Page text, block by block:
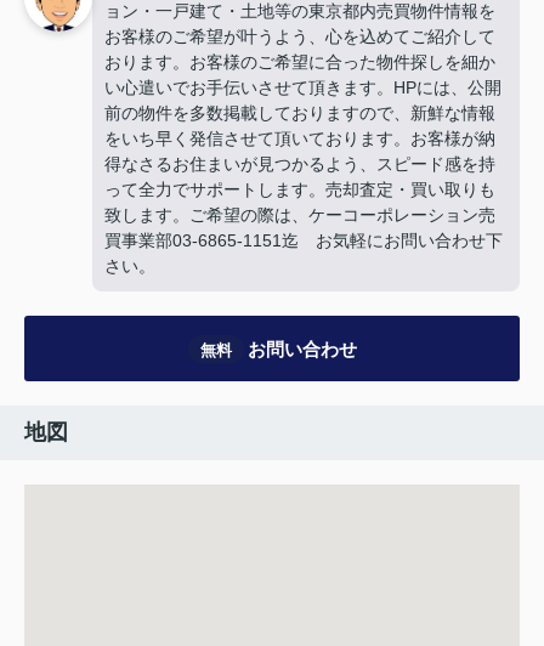
ョン・一戸建て・土地等の東京都内売買物件情報を
お客様のご希望が叶うよう、心を込めてご紹介して
おります。お客様のご希望に合った物件探しを細か
い心遣いでお手伝いさせて頂きます。HPには、公開
前の物件を多数掲載しておりますので、新鮮な情報
をいち早く発信させて頂いております。お客様が納
得なさるお住まいが見つかるよう、スピード感を持
って全力でサポートします。売却査定・買い取りも
致します。ご希望の際は、ケーコーポレーション売
買事業部03-6865-1151迄 お気軽にお問い合わせ下
さい。
無料 お問い合わせ
地図